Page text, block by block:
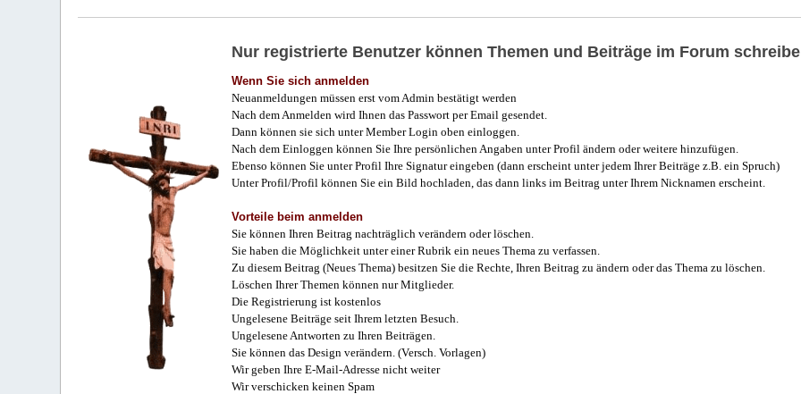
Nur registrierte Benutzer können Themen und Beiträge im Forum
Wenn Sie sich anmelden
Neuanmeldungen müssen erst vom Admin bestätigt werden
Nach dem Anmelden wird Ihnen das Passwort per Email gesendet.
Dann können sie sich unter Member Login oben einloggen.
Nach dem Einloggen können Sie Ihre persönlichen Angaben unter Profil ändern oder weitere hinzufügen.
Ebenso können Sie unter Profil Ihre Signatur eingeben (dann erscheint unter jedem Ihrer Beiträge z.B. ein Spruch)
Unter Profil/Profil können Sie ein Bild hochladen, das dann links im Beitrag unter Ihrem Nicknamen erscheint.
Vorteile beim anmelden
Sie können Ihren Beitrag nachträglich verändern oder löschen.
Sie haben die Möglichkeit unter einer Rubrik ein neues Thema zu verfassen.
Zu diesem Beitrag (Neues Thema) besitzen Sie die Rechte, Ihren Beitrag zu ändern oder das Thema zu löschen.
Löschen Ihrer Themen können nur Mitglieder.
Die Registrierung ist kostenlos
Ungelesene Beiträge seit Ihrem letzten Besuch.
Ungelesene Antworten zu Ihren Beiträgen.
Sie können das Design verändern. (Versch. Vorlagen)
Wir geben Ihre E-Mail-Adresse nicht weiter
Wir verschicken keinen Spam